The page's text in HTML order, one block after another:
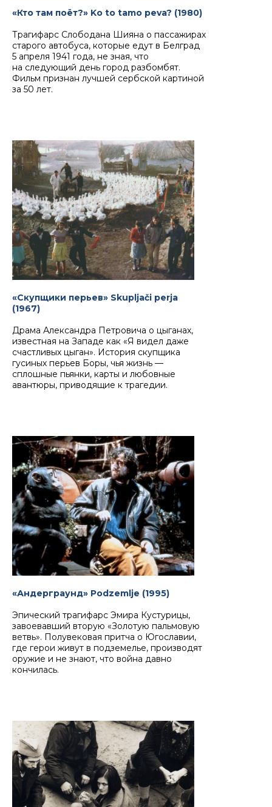
«Кто там поёт?» Ko to tamo peva? (1980)
Трагифарс Слободана Шияна о пассажирах
старого автобуса, которые едут в Белград
5 апреля 1941 года, не зная, что
на следующий день город разбомбят.
Фильм признан лучшей сербской картиной
за 50 лет.
«Скупщики перьев» Skupljači perja
(1967)
Драма Александра Петровича о цыганах,
известная на Западе как «Я видел даже
счастливых цыган». История скупщика
гусиных перьев Боры, чья жизнь —
сплошные пьянки, карты и любовные
авантюры, приводящие к трагедии.
«Андерграунд» Podzemlje (1995)
Эпический трагифарс Эмира Кустурицы,
завоевавший вторую «Золотую пальмовую
ветвь». Полувековая притча о Югославии,
где герои живут в подземелье, производят
оружие и не знают, что война давно
кончилась.